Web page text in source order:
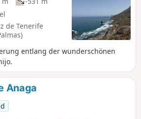
de Tenerife
entlang der wunderschönen
Anaga